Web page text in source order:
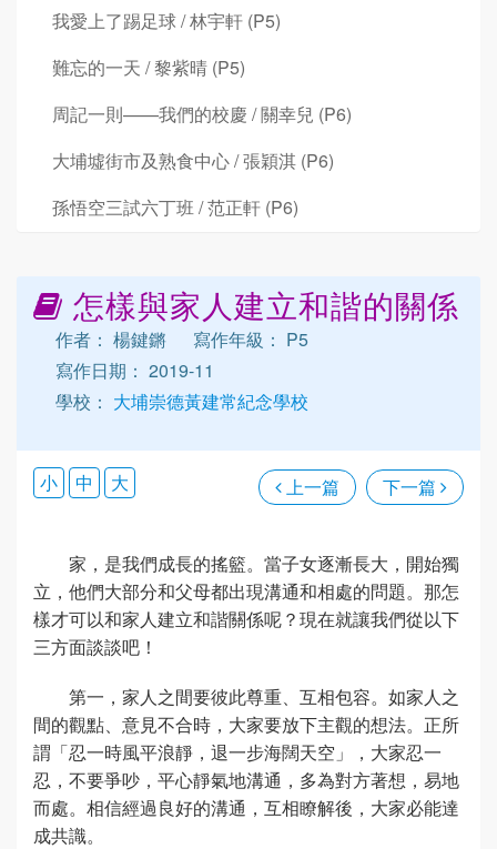
我愛上了踢足球 / 林宇軒 (P5)
難忘的一天 / 黎紫晴 (P5)
周記一則——我們的校慶 / 關幸兒 (P6)
大埔墟街市及熟食中心 / 張穎淇 (P6)
孫悟空三試六丁班 / 范正軒 (P6)
怎樣與家人建立和諧的關係
作者： 楊鍵鏘
寫作年級： P5
寫作日期： 2019-11
學校： 大埔崇德黃建常紀念學校
上一篇 下一篇
小 中 大
家，是我們成長的搖籃。當子女逐漸長大，開始獨
立，他們大部分和父母都出現溝通和相處的問題。那怎
樣才可以和家人建立和諧關係呢？現在就讓我們從以下
三方面談談吧！
第一，家人之間要彼此尊重、互相包容。如家人之
間的觀點、意見不合時，大家要放下主觀的想法。正所
謂「忍一時風平浪靜，退一步海闊天空」，大家忍一
忍，不要爭吵，平心靜氣地溝通，多為對方著想，易地
而處。相信經過良好的溝通，互相瞭解後，大家必能達
成共識。